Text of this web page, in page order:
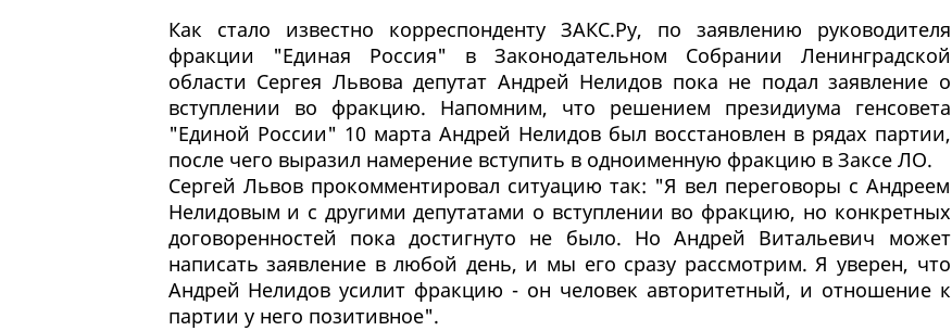
Как стало известно корреспонденту ЗАКС.Ру, по заявлению руководителя
фракции "Единая Россия" в Законодательном Собрании Ленинградской
области Сергея Львова депутат Андрей Нелидов пока не подал заявление о
вступлении во фракцию. Напомним, что решением президиума генсовета
"Единой России" 10 марта Андрей Нелидов был восстановлен в рядах партии,
после чего выразил намерение вступить в одноименную фракцию в Заксе ЛО.
Сергей Львов прокомментировал ситуацию так: "Я вел переговоры с Андреем
Нелидовым и с другими депутатами о вступлении во фракцию, но конкретных
договоренностей пока достигнуто не было. Но Андрей Витальевич может
написать заявление в любой день, и мы его сразу рассмотрим. Я уверен, что
Андрей Нелидов усилит фракцию - он человек авторитетный, и отношение к
партии у него позитивное".